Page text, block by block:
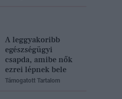
A leggyakoribb
egészségügyi
csapda, amibe nők
ezrei lépnek bele
Támogatott Tartalom